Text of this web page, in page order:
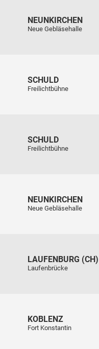
NEUNKIRCHEN
Neue Gebläsehalle
SCHULD
Freilichtbühne
SCHULD
Freilichtbühne
NEUNKIRCHEN
Neue Gebläsehalle
LAUFENBURG (CH)
Laufenbrücke
KOBLENZ
Fort Konstantin